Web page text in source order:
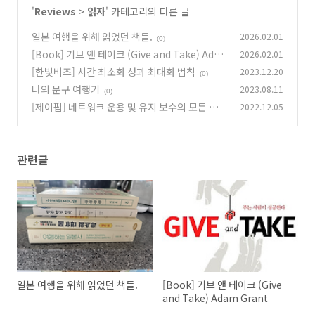
'Reviews > 읽자' 카테고리의 다른 글
일본 여행을 위해 읽었던 책들.
(0) 2026.02.01
[Book] 기브 앤 테이크 (Give and Take) Ada
m Grant
(0)
2026.02.01
[한빛비즈] 시간 최소화 성과 최대화 법칙 (0) 2023.12.20
나의 문구 여행기 (0) 2023.08.11
[제이펍] 네트워크 운용 및 유지 보수의 모든 것 2022.12.05
관련글
일본 여행을 위해 읽었던 책들.
[Book] 기브 앤 테이크 (Give
and Take) Adam Grant